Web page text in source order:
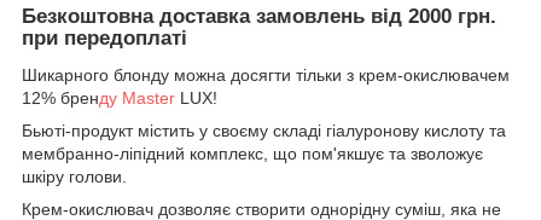
Безкоштовна доставка замовлень від 2000 грн.
при передоплаті
Шикарного блонду можна досягти тільки з крем-окислювачем
12% бренду Master LUX!
Бьюті-продукт містить у своєму складі гіалуронову кислоту та
мембранно-ліпідний комплекс, що пом'якшує та зволожує
шкіру голови.
Крем-окислювач дозволяє створити однорідну суміш, яка не